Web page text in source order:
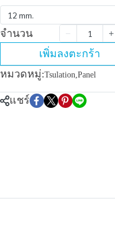
12 mm.
จำนวน
เพิ่มลงตะกร้า
หมวดหมู่:Tsulation,Panel
แชร์